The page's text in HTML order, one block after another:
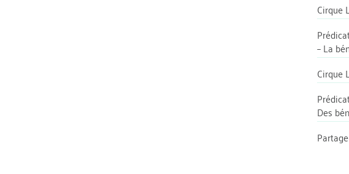
Cirque
– La
Cirque
Des